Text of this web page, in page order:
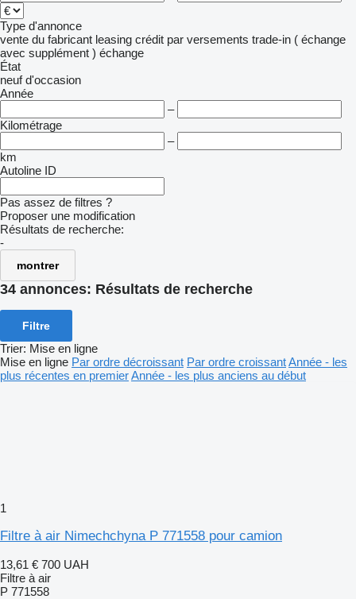
Type d'annonce
vente du fabricant leasing crédit par versements trade-in ( échange
avec supplément ) échange
État
neuf d'occasion
Année
–
Kilométrage
–
km
Autoline ID
Pas assez de filtres ?
Proposer une modification
Résultats de recherche:
-
montrer
34 annonces: Résultats de recherche
Filtre
Trier: Mise en ligne
Mise en ligne Par ordre décroissant Par ordre croissantAnnée - les
plus récentes en premierAnnée - les plus anciens au début
1
Filtre à air Nimechchyna P 771558 pour camion
13,61 € 700 UAH
Filtre à air
P 771558